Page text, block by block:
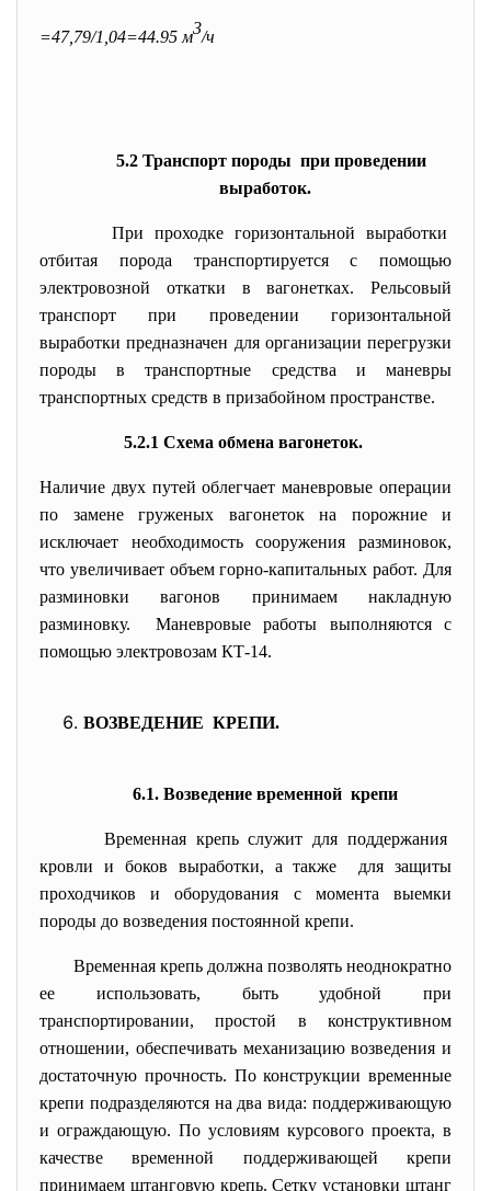
=47,79/1,04=44.95 м3/ч
5.2 Транспорт породы при проведении
выработок.
При проходке горизонтальной выработки
отбитая порода транспортируется с помощью
электровозной откатки в вагонетках. Рельсовый
транспорт при проведении горизонтальной
выработки предназначен для организации перегрузки
породы в транспортные средства и маневры
транспортных средств в призабойном пространстве.
5.2.1 Схема обмена вагонеток.
Наличие двух путей облегчает маневровые операции
по замене груженых вагонеток на порожние и
исключает необходимость сооружения разминовок,
что увеличивает объем горно-капитальных работ. Для
разминовки вагонов принимаем накладную
разминовку. Маневровые работы выполняются с
помощью электровозам КТ-14.
ВОЗВЕДЕНИЕ КРЕПИ.
6.1. Возведение временной крепи
Временная крепь служит для поддержания
кровли и боков выработки, а также для защиты
проходчиков и оборудования с момента выемки
породы до возведения постоянной крепи.
Временная крепь должна позволять неоднократно
ее использовать, быть удобной при
транспортировании, простой в конструктивном
отношении, обеспечивать механизацию возведения и
достаточную прочность. По конструкции временные
крепи подразделяются на два вида: поддерживающую
и ограждающую. По условиям курсового проекта, в
качестве временной поддерживающей крепи
принимаем штанговую крепь. Сетку установки штанг